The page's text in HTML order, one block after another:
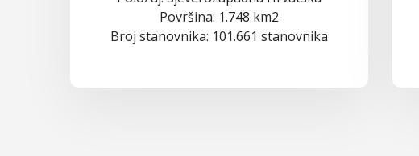
Površina: 1.748 km2
Broj stanovnika: 101.661 stanovnika